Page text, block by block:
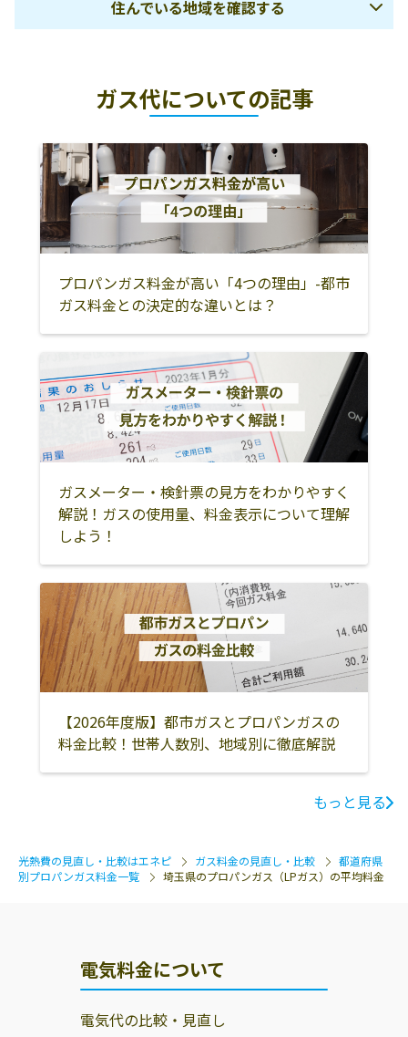
ガス販売二課 春
田島石油株式会
社／鶴ヶ島油槽
350-2223 鶴ヶ島
市高倉1178
株式会社サント
ーコー／上福岡
営業所
356-0033 ふじみ
野市新田 1-1-22
049-261-3532
株式会社シライ
シ／埼玉中央営
業所
331-0058 さいた
ま市西区飯田87-
3
山二ガス株式会
社／西部配送セ
354-0045 入間郡
三芳町上富
1943‐4
049-258-8021
会社／東松山営
市若松町1-12-19
株式会社クレッ
クス熊谷営業所
361-0056 行田市
持田2754
048-(55-2)012
住んでいる地域を確認する
上尾市
鴻巣市
本庄市
深谷市
熊谷市
児玉郡美里町
児玉郡神川町
児玉郡上里町
大里郡寄居町
羽生市
行田市
加須市
幸手市
久喜市
蓮田市
春日部市
草加市
三郷市
八潮市
吉川市
南埼玉郡宮代町
北葛飾郡杉戸町
北葛飾郡松伏町
飯能市
日高市
狭山市
入間市
所沢市
富士見市
坂戸市
川越市
志木市
朝霞市
和光市
東松山市
入間郡三芳町
入間郡越生町
入間郡毛呂山町
比企郡吉見町
比企郡川島町
比企郡滑川町
比企郡嵐山町
比企郡小川町
比企郡ときがわ
比企郡鳩山町
秩父郡東秩父村
秩父市
秩父郡横瀬町
秩父郡皆野町
秩父郡長瀞町
白岡市
ガス代についての記事
プロパンガス料金が高い「4つの理由」-都市
ガス料金との決定的な違いとは？
ガスメーター・検針票の見方をわかりやすく
解説！ガスの使用量、料金表示について理解
しよう！
【2026年度版】都市ガスとプロパンガスの
料金比較！世帯人数別、地域別に徹底解説
もっと見る
光熱費の見直し・比較はエネピ ガス料金の見直し・比較
都道府県
別プロパンガス料金一覧
埼玉県のプロパンガス（LPガス）の平均料金
電気料金について
電気代の比較・見直し